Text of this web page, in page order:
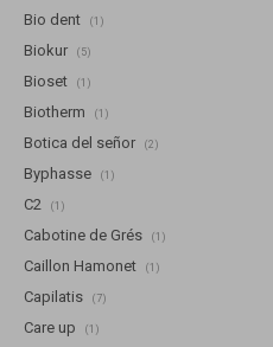
Bio dent (1)
Biokur (5)
Bioset (1)
Biotherm (1)
Botica del señor (2)
Byphasse (1)
C2 (1)
Cabotine de Grés (1)
Caillon Hamonet (1)
Capilatis (7)
Care up (1)